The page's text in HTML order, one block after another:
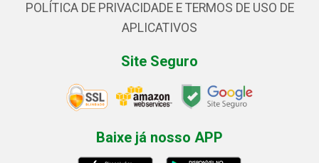
POLÍTICA DE PRIVACIDADE E TERMOS DE USO DE
APLICATIVOS
Site Seguro
Baixe já nosso APP